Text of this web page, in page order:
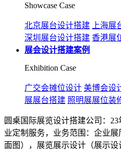
Showcase Case
北京展台设计搭建 上海展
深圳展台设计搭建 香港展
展会设计搭建案例
Exhibition Case
广交会摊位设计 美博会设
展展台搭建 照明展展位装
圆桌国际展览设计搭建公司：
业定制服务，业务范围：企业
面图），展览展示设计（展示